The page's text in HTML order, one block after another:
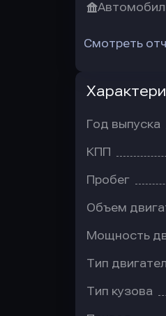
Смотреть
Год выпуска
КПП
Пробег
Объем
Мощность
Тип
Тип кузова